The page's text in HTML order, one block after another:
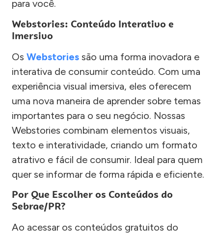
para você.
Webstories: Conteúdo Interativo e
Imersivo
Os Webstories são uma forma inovadora e
interativa de consumir conteúdo. Com uma
experiência visual imersiva, eles oferecem
uma nova maneira de aprender sobre temas
importantes para o seu negócio. Nossas
Webstories combinam elementos visuais,
texto e interatividade, criando um formato
atrativo e fácil de consumir. Ideal para quem
quer se informar de forma rápida e eficiente.
Por Que Escolher os Conteúdos do
Sebrae/PR?
Ao acessar os conteúdos gratuitos do